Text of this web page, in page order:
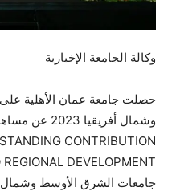
وكالة الجامعة الإخبارية
حصلت جامعة عمان الأهلية
وشمال
CONTRIBUTION
جامعات الشرق الأوسط وشمال